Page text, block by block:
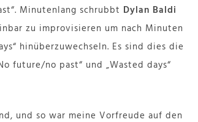
Minutenlang schrubbt Dylan Baldi
zu improvisieren um nach Minuten
hinüberzuwechseln. Es sind dies die
future/no past“ und „Wasted days“
und so war meine Vorfreude auf den